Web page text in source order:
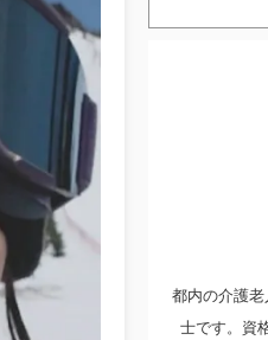
都内の介護
士です。資